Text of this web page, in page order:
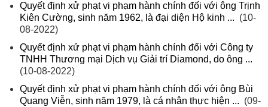
Quyết định xử phạt vi phạm hành chính đối với ông Trịnh
Kiên Cường, sinh năm 1962, là đại diện Hộ kinh ... (10-
08-2022)
Quyết định xử phạt vi phạm hành chính đối với Công ty
TNHH Thương mại Dịch vụ Giải trí Diamond, do ông ...
(10-08-2022)
Quyết định xử phạt vi phạm hành chính đối với ông Bùi
Quang Viễn, sinh năm 1979, là cá nhân thực hiện ... (09-